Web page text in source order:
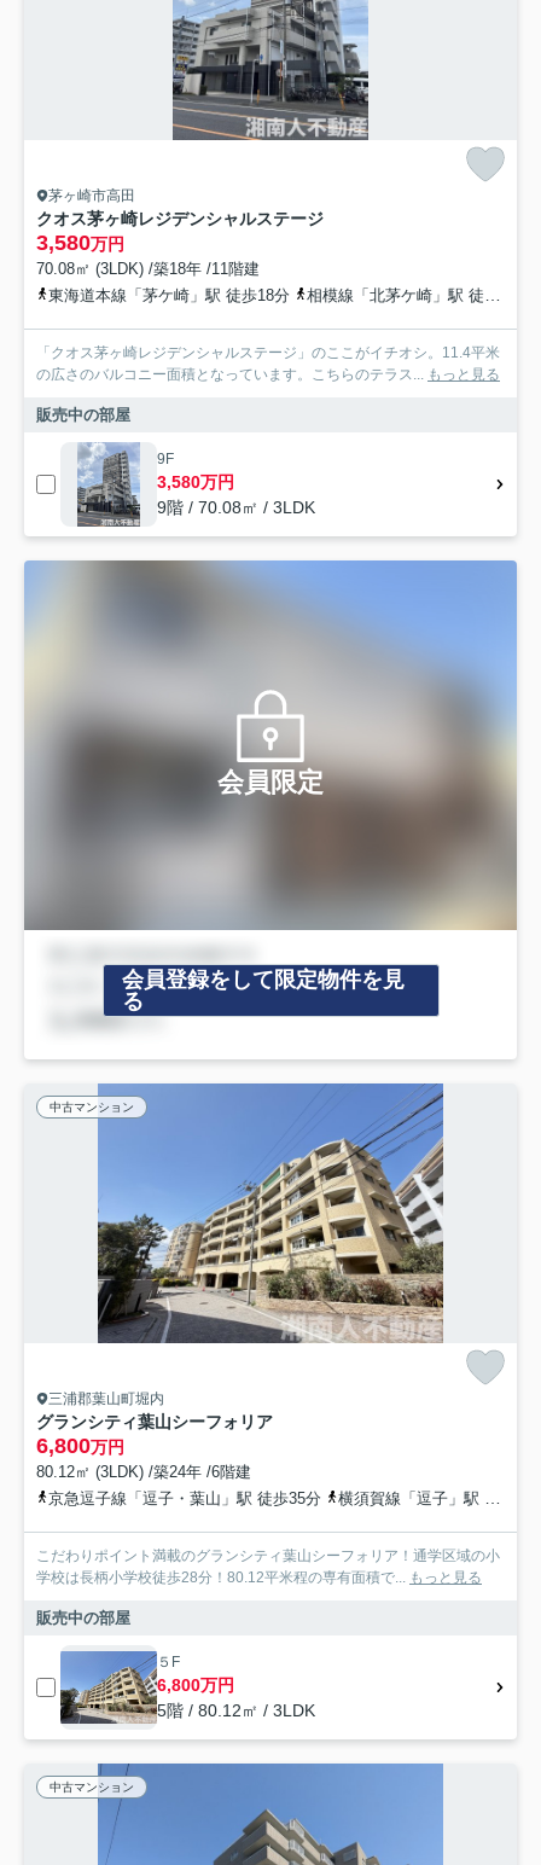
茅ヶ崎市高田
クオス茅ヶ崎レジデンシャルステージ
3,580万円
70.08㎡ (3LDK) /築18年 /11階建
東海道本線「茅ケ崎」駅 徒歩18分
相模線「北茅ケ崎」駅 徒歩9分
「クオス茅ヶ崎レジデンシャルステージ」のここがイチオシ。11.4平米
の広さのバルコニー面積となっています。こちらのテラス... もっと見る
販売中の部屋
9F
3,580万円
9階 / 70.08㎡ / 3LDK
会員限定
会員登録をして限定物件を見
る
中古マンション
三浦郡葉山町堀内
グランシティ葉山シーフォリア
6,800万円
80.12㎡ (3LDK) /築24年 /6階建
京急逗子線「逗子・葉山」駅 徒歩35分
横須賀線「逗子」駅 バス14分 京急バス「森戸海岸」 停歩1分
こだわりポイント満載のグランシティ葉山シーフォリア！通学区域の小
学校は長柄小学校徒歩28分！80.12平米程の専有面積で... もっと見る
販売中の部屋
５F
6,800万円
5階 / 80.12㎡ / 3LDK
中古マンション